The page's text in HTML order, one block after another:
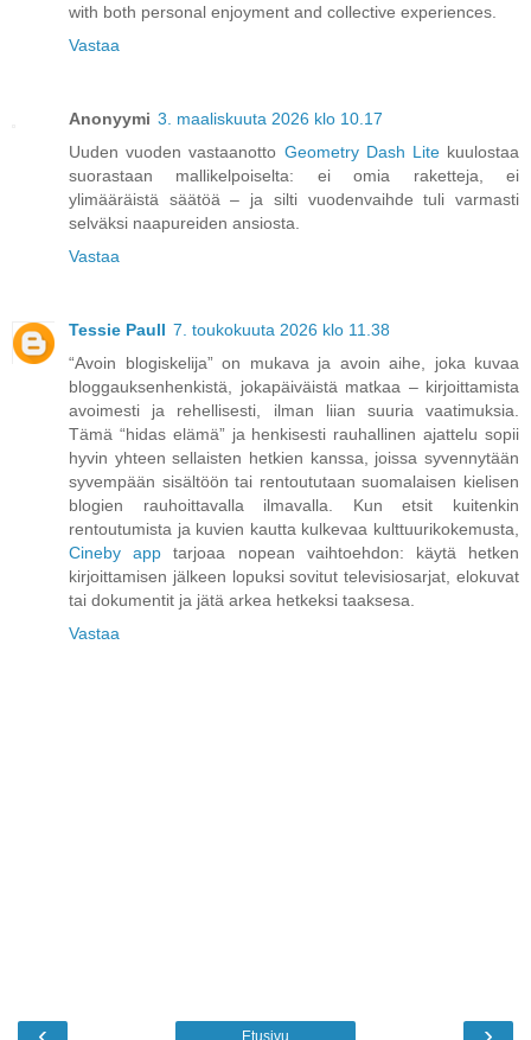
with both personal enjoyment and collective experiences.
Vastaa
Anonyymi 3. maaliskuuta 2026 klo 10.17
Uuden vuoden vastaanotto Geometry Dash Litekuulostaa
suorastaan mallikelpoiselta: ei omia raketteja, ei
ylimääräistä säätöä – ja silti vuodenvaihde tuli varmasti
selväksi naapureiden ansiosta.
Vastaa
Tessie Paull 7. toukokuuta 2026 klo 11.38
“Avoin blogiskelija” on mukava ja avoin aihe, joka kuvaa
bloggauksenhenkistä, jokapäiväistä matkaa – kirjoittamista
avoimesti ja rehellisesti, ilman liian suuria vaatimuksia.
Tämä “hidas elämä” ja henkisesti rauhallinen ajattelu sopii
hyvin yhteen sellaisten hetkien kanssa, joissa syvennytään
syvempään sisältöön tai rentoututaan suomalaisen kielisen
blogien rauhoittavalla ilmavalla. Kun etsit kuitenkin
rentoutumista ja kuvien kautta kulkevaa kulttuurikokemusta,
Cineby app tarjoaa nopean vaihtoehdon: käytä hetken
kirjoittamisen jälkeen lopuksi sovitut televisiosarjat, elokuvat
tai dokumentit ja jätä arkea hetkeksi taaksesa.
Vastaa